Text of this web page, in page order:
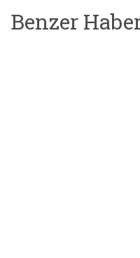
Benzer